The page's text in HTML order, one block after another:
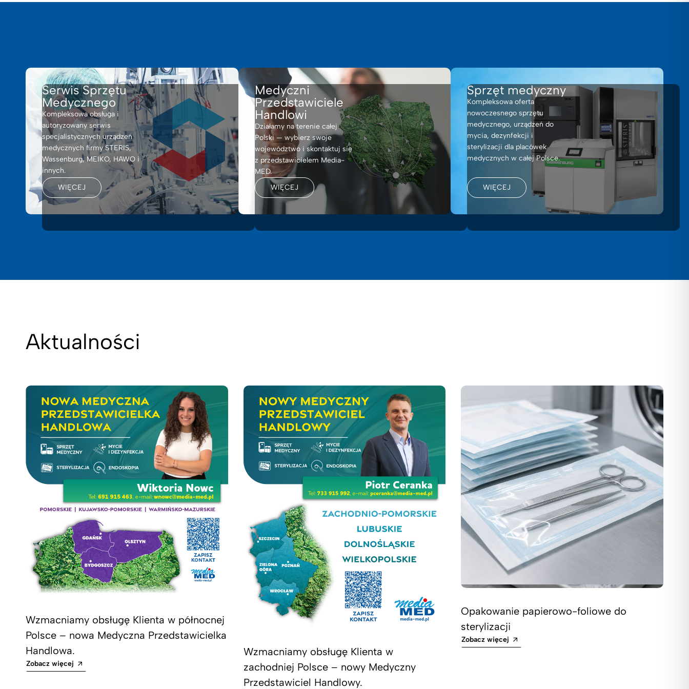
Serwis Sprzętu
Medycznego
Kompleksowa obsługa i
autoryzowany serwis
specjalistycznych urządzeń
medycznych firmy STERIS,
Wassenburg, MEIKO, HAWO i
innych.
WIĘCEJ
Medyczni
Przedstawiciele
Handlowi
Działamy na terenie całej
Polski — wybierz swoje
województwo i skontaktuj się
z przedstawicielem Media-
MED.
WIĘCEJ
Sprzęt medyczny
Kompleksowa oferta
nowoczesnego sprzętu
medycznego, urządzeń do
mycia, dezynfekcji i
sterylizacji dla placówek
medycznych w całej Polsce.
WIĘCEJ
Aktualności
Wzmacniamy obsługę Klienta w północnej
Polsce – nowa Medyczna Przedstawicielka
Handlowa.
Zobacz więcej
Wzmacniamy obsługę Klienta w
zachodniej Polsce – nowy Medyczny
Przedstawiciel Handlowy.
Opakowanie papierowo-foliowe do
sterylizacji
Zobacz więcej